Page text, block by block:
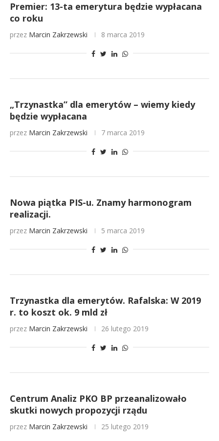
Premier: 13-ta emerytura będzie wypłacana
co roku
przez Marcin Zakrzewski 8 marca 2019
„Trzynastka” dla emerytów – wiemy kiedy
będzie wypłacana
przez Marcin Zakrzewski 7 marca 2019
Nowa piątka PIS-u. Znamy harmonogram
realizacji.
przez Marcin Zakrzewski 5 marca 2019
Trzynastka dla emerytów. Rafalska: W 2019
r. to koszt ok. 9 mld zł
przez Marcin Zakrzewski 26 lutego 2019
Centrum Analiz PKO BP przeanalizowało
skutki nowych propozycji rządu
przez Marcin Zakrzewski 25 lutego 2019